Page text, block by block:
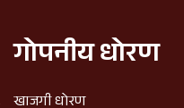
गोपनीय धोरण
खाजगी धोरण